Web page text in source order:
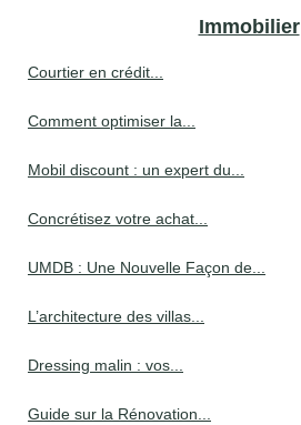
Immobilier
Courtier en crédit...
Comment optimiser la...
Mobil discount : un expert du...
Concrétisez votre achat...
UMDB : Une Nouvelle Façon de...
L’architecture des villas...
Dressing malin : vos...
Guide sur la Rénovation...